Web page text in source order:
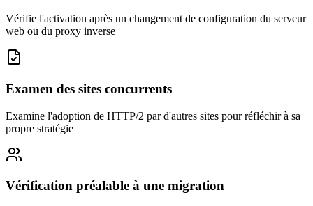
Vérifie l'activation après un changement de configuration du serveur
web ou du proxy inverse
Examen des sites concurrents
Examine l'adoption de HTTP/2 par d'autres sites pour réfléchir à sa
propre stratégie
Vérification préalable à une migration